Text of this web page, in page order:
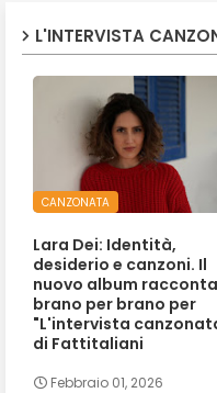
L'INTERVISTA
CANZONATA
Lara Dei: Identità,
desiderio e canzoni. Il
nuovo album
brano per brano per
"L'intervista
di Fattitaliani
Febbraio 01, 2026